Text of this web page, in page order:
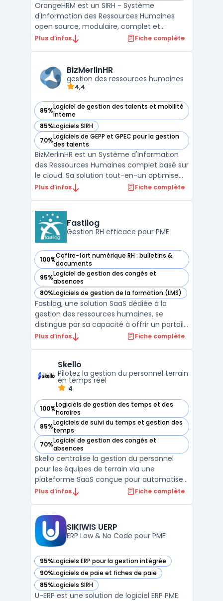
OrangeHRM est un SIRH - Système
d'Information des Ressources Humaines
open source, modulaire, complet et
personnalisable. Il offre une suite d'outils de
facilement les informations relatives à la
paie, la gestion des e ...
Plus d’infos Fiche complète
BizMerlinHR
gestion des ressources humaines
4,4
85%Logiciel de gestion des talents et mobilité
interne
— voir BizMerlinHR dans cette catégorie
85%Logiciels SIRH
— voir BizMerlinHR dans cette catégorie
70%Logiciels de GEPP et GPEC pour la gestion
des talents
— voir BizMerlinHR dans cette catégorie
BizMerlinHR est un Système d'Information
des Ressources Humaines complet basé sur
le cloud. Sa solution tout-en-un optimise
l'embauche, la formation, la paie, le suivi
ses outils de reporting et d'analyse, vous
pouve ...
Plus d’infos Fiche complète
Fastilog
Gestion RH efficace pour PME
100%Coffre-fort numérique RH : bulletins &
documents
— voir Fastilog dans cette catégorie
95%Logiciel de gestion des congés et
absences
— voir Fastilog dans cette catégorie
80%Logiciels de gestion de la formation (LMS)
— voir Fastilog dans cette catégorie
Fastilog, une solution SaaS dédiée à la
gestion des ressources humaines, se
distingue par sa capacité à offrir un portail
RH sur mesure. Avec ses 12 modules, il
dématérialisation des bulletins de paie, et
l'automati ...
Plus d’infos Fiche complète
Skello
Pilotez la gestion du personnel terrain
en temps réel
4
100%Logiciels de gestion des temps et des
horaires
— voir Skello dans cette catégorie
85%Logiciels de suivi du temps et gestion des
temps
— voir Skello dans cette catégorie
70%Logiciel de gestion des congés et
absences
— voir Skello dans cette catégorie
Skello centralise la gestion du personnel
pour les équipes de terrain via une
plateforme SaaS conçue pour automatiser
la planification des équipes, assurer le suivi
aux secteurs tels que l’hôtellerie-
restauration, la ...
Plus d’infos Fiche complète
SIKIWIS UERP
ERP Low & No Code pour PME
95%Logiciels ERP pour la gestion intégrée
— voir SIKIWIS UERP dans cette catégorie
90%Logiciels de paie et fiches de paie
— voir SIKIWIS UERP dans cette catégorie
85%Logiciels SIRH
— voir SIKIWIS UERP dans cette catégorie
U-ERP est une solution de logiciel ERP PME